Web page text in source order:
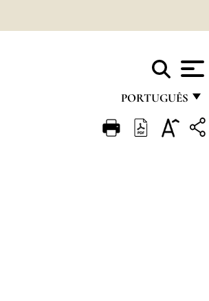
PORTUGUÊS
FRANÇAIS